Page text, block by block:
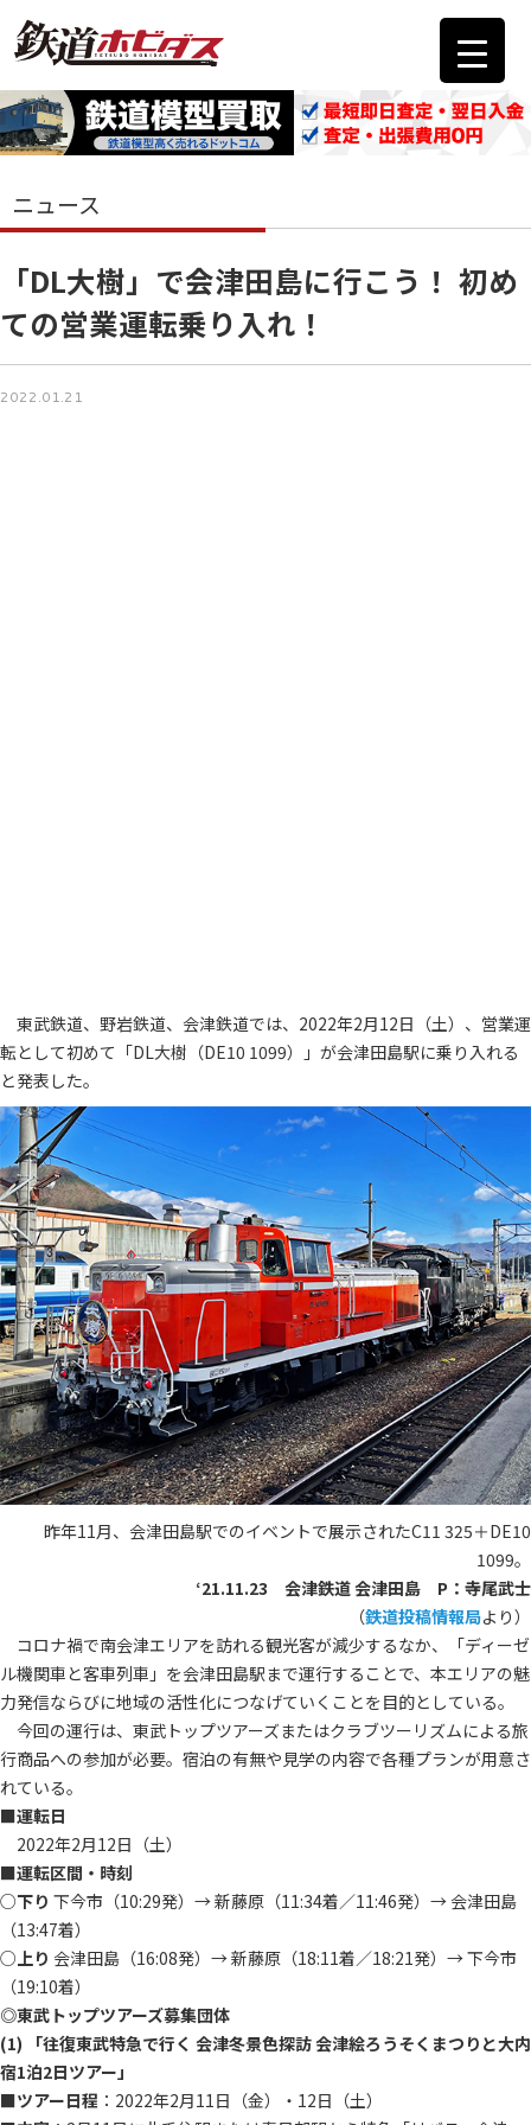
ニュース
「DL大樹」で会津田島に行こう！ 初め
ての営業運転乗り入れ！
2022.01.21
東武鉄道、野岩鉄道、会津鉄道では、2022年2月12日（土）、営業運
転として初めて「DL大樹（DE10 1099）」が会津田島駅に乗り入れる
と発表した。
昨年11月、会津田島駅でのイベントで展示されたC11 325＋DE10
1099。
‘21.11.23 会津鉄道 会津田島 P：寺尾武士
（鉄道投稿情報局より）
コロナ禍で南会津エリアを訪れる観光客が減少するなか、「ディーゼ
ル機関車と客車列車」を会津田島駅まで運行することで、本エリアの魅
力発信ならびに地域の活性化につなげていくことを目的としている。
今回の運行は、東武トップツアーズまたはクラブツーリズムによる旅
行商品への参加が必要。宿泊の有無や見学の内容で各種プランが用意さ
れている。
■運転日
2022年2月12日（土）
■運転区間・時刻
○下り 下今市（10:29発）→ 新藤原（11:34着／11:46発）→ 会津田島
（13:47着）
○上り 会津田島（16:08発）→ 新藤原（18:11着／18:21発）→ 下今市
（19:10着）
◎東武トップツアーズ募集団体
(1) 「往復東武特急で行く 会津冬景色探訪 会津絵ろうそくまつりと大内
宿1泊2日ツアー」
■ツアー日程 ：2022年2月11日（金）・12日（土）